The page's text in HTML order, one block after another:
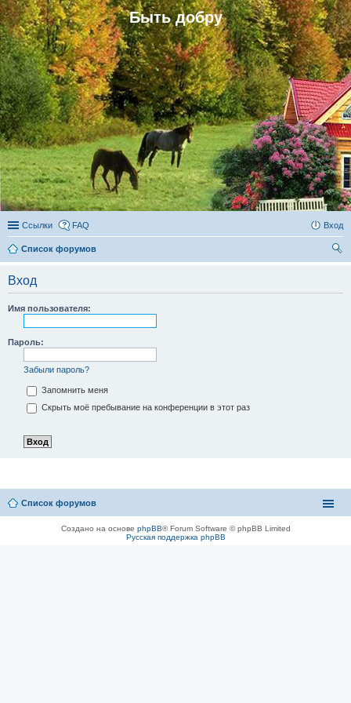
Быть добру
Ссылки FAQ Вход
Список форумов
Вход
Имя пользователя:
Пароль:
Забыли пароль?
Запомнить меня
Скрыть моё пребывание на конференции в этот раз
Список форумов
Создано на основе phpBB® Forum Software © phpBB Limited
Русская поддержка phpBB